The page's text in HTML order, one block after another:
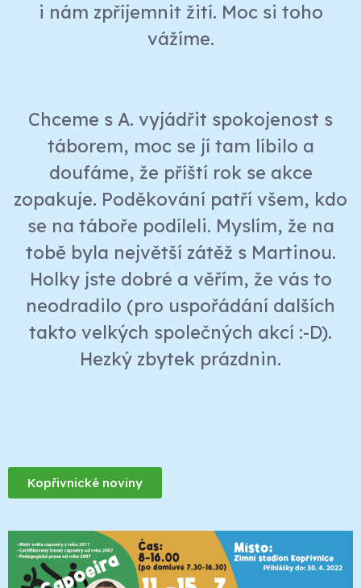
i nám zpříjemnit žití. Moc si toho
vážíme.
Chceme s A. vyjádřit spokojenost s
táborem, moc se jí tam líbilo a
doufáme, že příští rok se akce
zopakuje. Poděkování patří všem, kdo
se na táboře podíleli. Myslím, že na
tobě byla největší zátěž s Martinou.
Holky jste dobré a věřím, že vás to
neodradilo (pro uspořádání dalších
takto velkých společných akcí :-D).
Hezký zbytek prázdnin.
Kopřivnické noviny